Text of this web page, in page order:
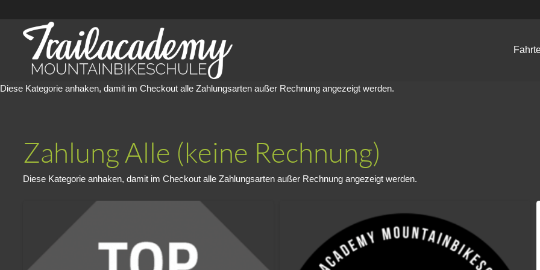
Diese Kategorie anhaken, damit im Checkout alle Zahlungsarten außer Rechnung angezeigt werden.
Zahlung Alle (keine Rechnung)
Diese Kategorie anhaken, damit im Checkout alle Zahlungsarten außer Rechnung angezeigt werden.